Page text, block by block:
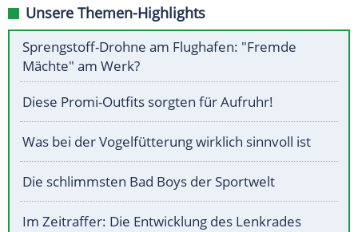
Unsere Themen-Highlights
Sprengstoff-Drohne am Flughafen: "Fremde
Mächte" am Werk?
Diese Promi-Outfits sorgten für Aufruhr!
Was bei der Vogelfütterung wirklich sinnvoll ist
Die schlimmsten Bad Boys der Sportwelt
Im Zeitraffer: Die Entwicklung des Lenkrades